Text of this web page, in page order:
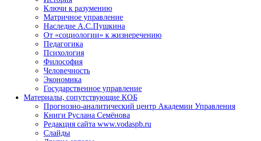
Ключи к разумению
Матричное управление
Наследие А.С.Пушкина
От «социологии» к жизнеречению
Педагогика
Психология
Философия
Человечность
Экономика
Государственное управление
Материалы, сопутствующие КОБ
Прогнозно-аналитический центр Академии Управления
Книги Руслана Семёнова
Редакция сайта www.vodaspb.ru
Слайды